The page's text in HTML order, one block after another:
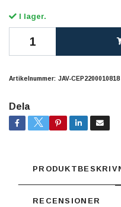
I lager.
Artikelnummer: JAV-CEP2200010818
Dela
RECENSIONER